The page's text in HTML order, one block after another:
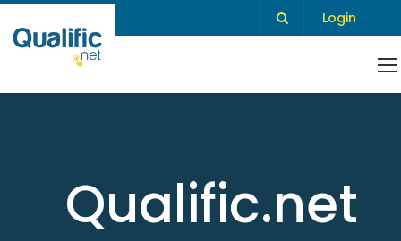
Login
Qualific.net